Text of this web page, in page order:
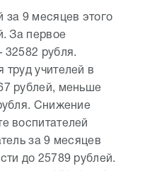
за 9 месяцев этого
За первое
32582 рубля.
учителей в
рублей, меньше
Снижение
воспитателей
за 9 месяцев
до 25789 рублей.